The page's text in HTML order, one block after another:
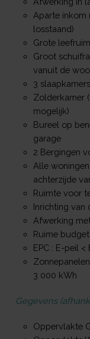
Aparte
losstaand)
Grote
Groot
vanuit de
3 slaapkamers
Zolderkamer
mogelijk)
Bureel op
garage
2 Bergingen
Alle
achterzijde
Ruimte voor
Inrichting van
Afwerking
Ruime
EPC : E-peil <
3 000 kWh
Gegevens
Oppervlakte